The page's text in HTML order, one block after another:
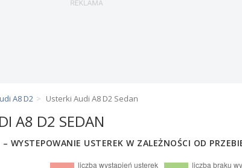
A8 D2 Usterki Audi A8 D2 Sedan
A8 D2 SEDAN
WYSTEPOWANIE USTEREK W ZALEŻNOŚCI OD